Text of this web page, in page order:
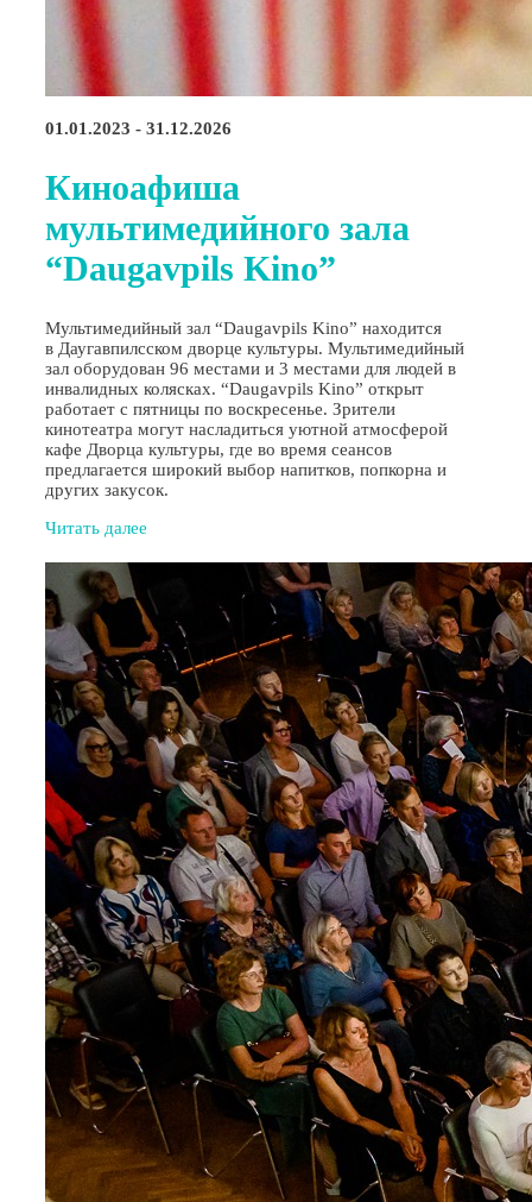
01.01.2023 - 31.12.2026
Киноафиша
мультимедийного зала
“Daugavpils Kino”
Мультимедийный зал “Daugavpils Kino” находится
в Даугавпилсском дворце культуры. Мультимедийный
зал оборудован 96 местами и 3 местами для людей в
инвалидных колясках. “Daugavpils Kino” открыт
работает с пятницы по воскресенье. Зрители
кинотеатра могут насладиться уютной атмосферой
кафе Дворца культуры, где во время сеансов
предлагается широкий выбор напитков, попкорна и
других закусок.
Читать далее